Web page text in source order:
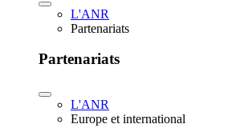
L'ANR
Partenariats
Partenariats
L'ANR
Europe et international